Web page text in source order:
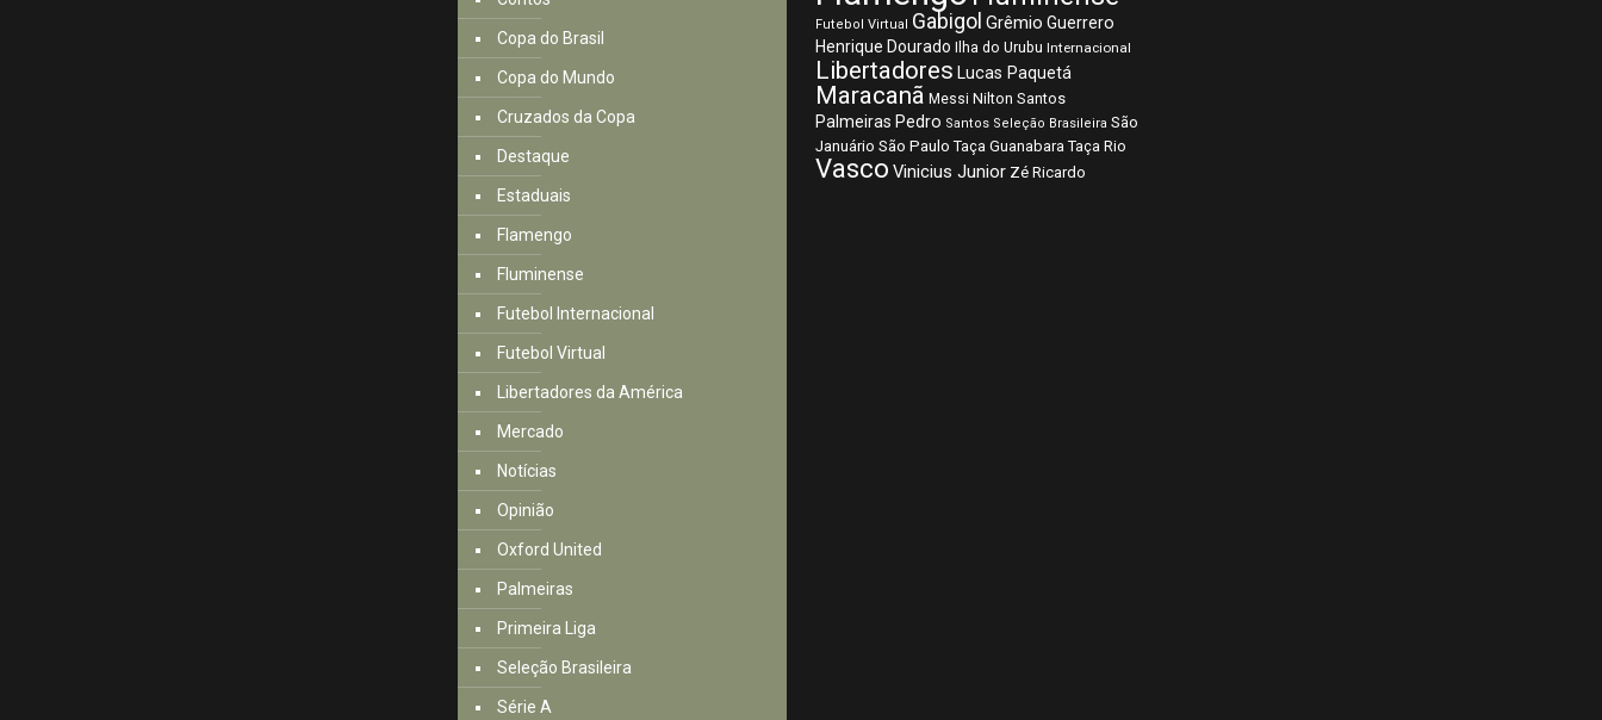
Copa do Brasil
Copa do Mundo
Cruzados da Copa
Destaque
Estaduais
Flamengo
Fluminense
Futebol Internacional
Futebol Virtual
Libertadores da América
Mercado
Notícias
Opinião
Oxford United
Palmeiras
Primeira Liga
Seleção Brasileira
Série A
Futebol Virtual Gabigol Grêmio Guerrero
Henrique Dourado Ilha do Urubu Internacional
Libertadores Lucas Paquetá
Maracanã Messi Nilton Santos
Palmeiras Pedro Santos Seleção Brasileira São
Januário São Paulo Taça Guanabara Taça Rio
Vasco Vinicius Junior Zé Ricardo